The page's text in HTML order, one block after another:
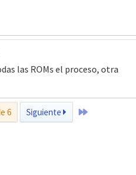
las ROMs el proceso, otra
6 Siguiente Último